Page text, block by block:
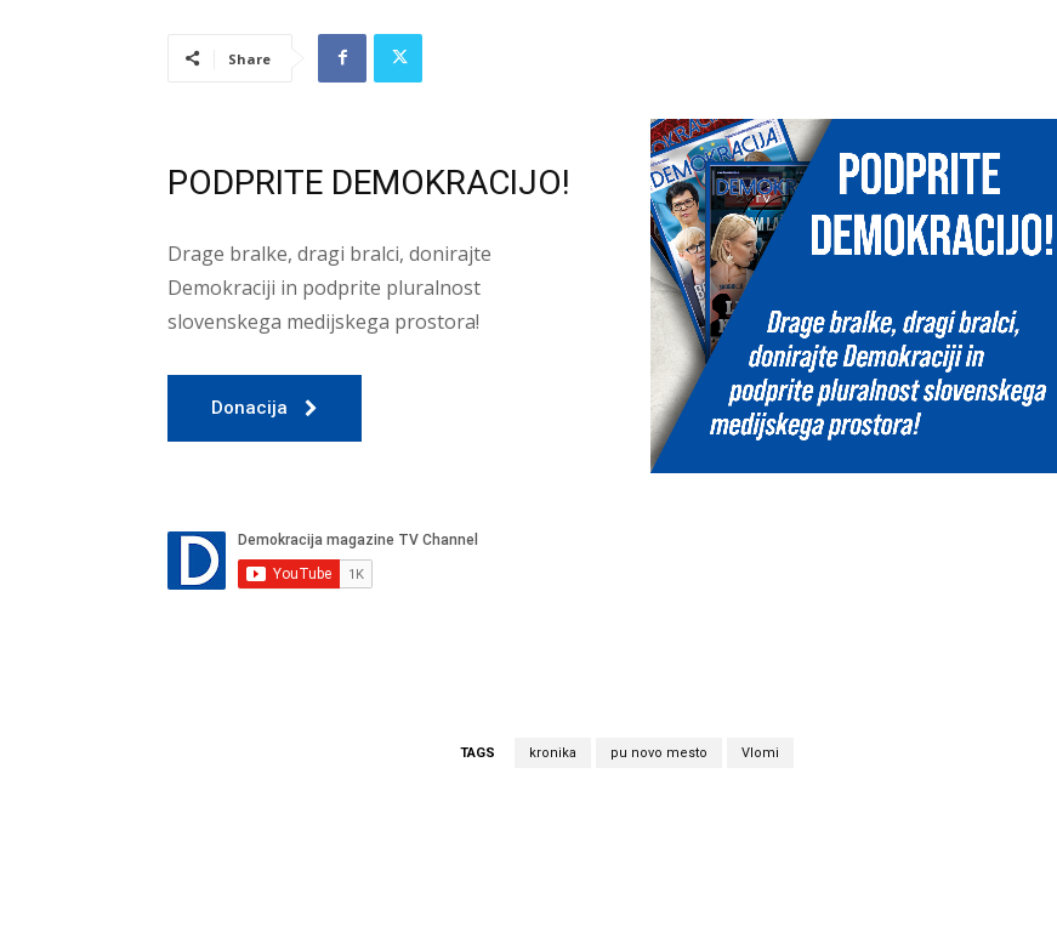
Share
PODPRITE DEMOKRACIJO!
Drage bralke, dragi bralci, donirajte
Demokraciji in podprite pluralnost
slovenskega medijskega prostora!
Donacija
TAGS kronika pu novo mesto Vlomi